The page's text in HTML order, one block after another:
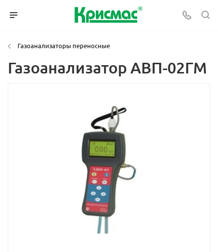
Газоанализаторы переносные
Газоанализатор АВП-02ГМ